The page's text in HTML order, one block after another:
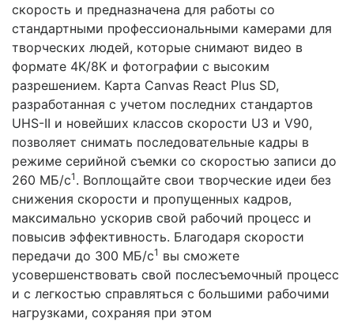
скорость и предназначена для работы со
стандартными профессиональными камерами для
творческих людей, которые снимают видео в
формате 4K/8K и фотографии с высоким
разрешением. Карта Canvas React Plus SD,
разработанная с учетом последних стандартов
UHS-II и новейших классов скорости U3 и V90,
позволяет снимать последовательные кадры в
режиме серийной съемки со скоростью записи до
260 МБ/с1 . Воплощайте свои творческие идеи без
снижения скорости и пропущенных кадров,
максимально ускорив свой рабочий процесс и
повысив эффективность. Благодаря скорости
передачи до 300 МБ/с1 вы сможете
усовершенствовать свой послесъемочный процесс
и с легкостью справляться с большими рабочими
нагрузками, сохраняя при этом